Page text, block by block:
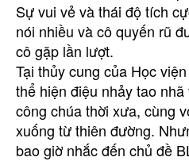
Sự vui vẻ và thái độ tích
nói nhiều và cô quyến rũ
cô gặp lần lượt.
Tại thủy cung của Học
thể hiện điệu nhảy tao
công chúa thời xưa, cùng
xuống từ thiên đường.
bao giờ nhắc đến chủ đề